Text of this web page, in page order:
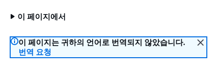
이 페이지에서
이 페이지는 귀하의 언어로 번역되지 않았습니다.
번역 요청